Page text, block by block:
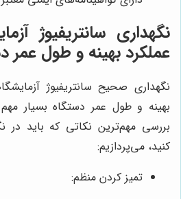
نگهداری سانتریفیوژ
عملکرد بهینه و طول عمر
نگهداری صحیح سانتریفیوژ
بهینه و طول عمر دستگاه بسیار
بررسی مهم‌ترین نکاتی که باید در
کنید، می‌پردازیم:
تمیز کردن منظم: